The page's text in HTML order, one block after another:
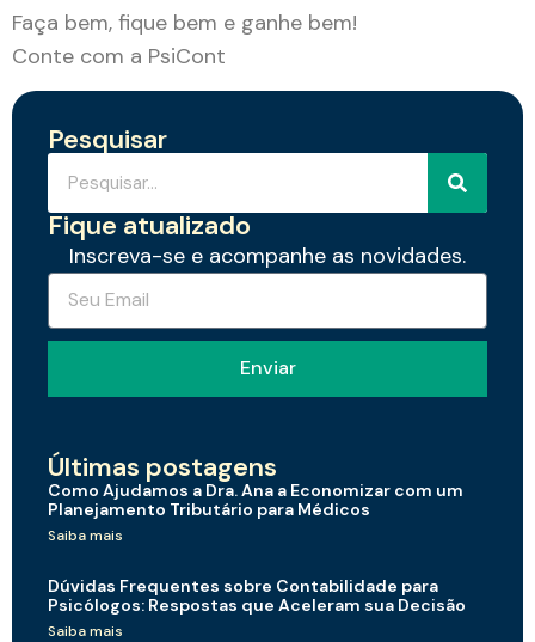
Faça bem, fique bem e ganhe bem!
Conte com a PsiCont
Pesquisar
Fique atualizado
Inscreva-se e acompanhe as novidades.
Enviar
Últimas postagens
Como Ajudamos a Dra. Ana a Economizar com um
Planejamento Tributário para Médicos
Saiba mais
Dúvidas Frequentes sobre Contabilidade para
Psicólogos: Respostas que Aceleram sua Decisão
Saiba mais